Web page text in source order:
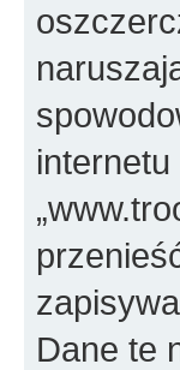
Dane te